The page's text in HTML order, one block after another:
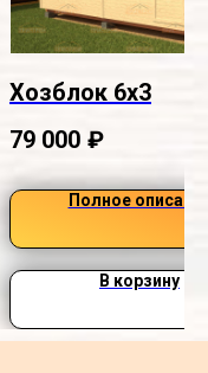
Хозблок 6х3
79 000 ₽
Полное
В корзину